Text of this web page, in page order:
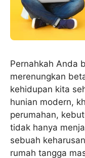
Pernahkah Anda
merenungkan
kehidupan kita
hunian modern,
perumahan,
tidak hanya
sebuah
rumah tangga